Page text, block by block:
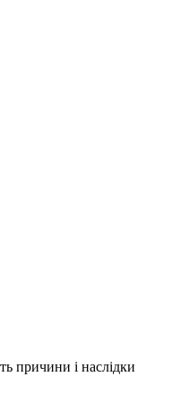
причини і наслідки